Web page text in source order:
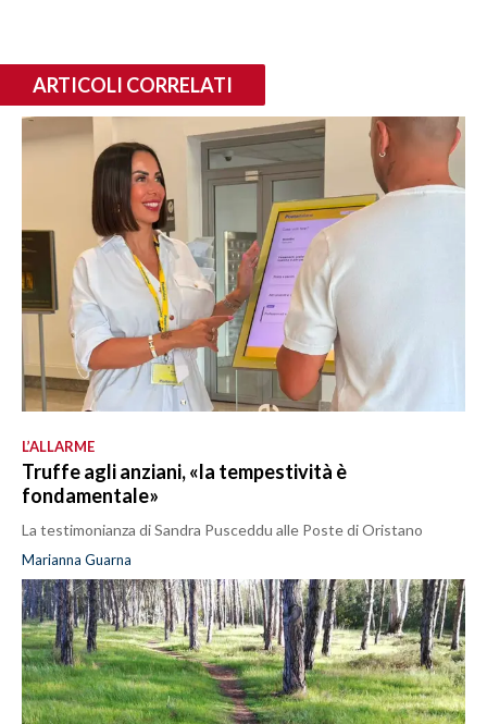
ARTICOLI CORRELATI
L’ALLARME
Truffe agli anziani, «la tempestività è
fondamentale»
La testimonianza di Sandra Pusceddu alle Poste di Oristano
Marianna Guarna